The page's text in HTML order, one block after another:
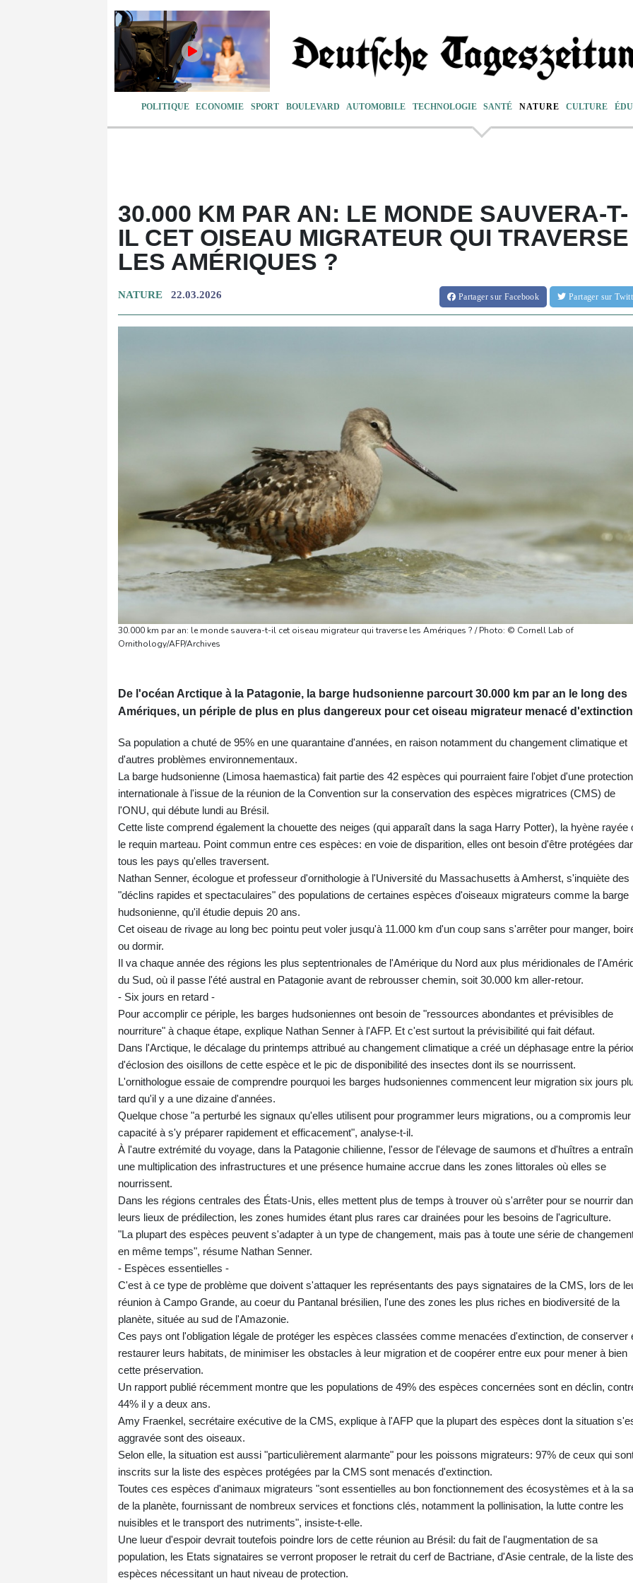
POLITIQUE ECONOMIE SPORT BOULEVARD AUTOMOBILE TECHNOLOGIE SANTÉ NATURE CULTURE
30.000 KM PAR AN: LE MONDE SAUVERA-T-
IL CET OISEAU MIGRATEUR QUI TRAVERSE
LES AMÉRIQUES ?
NATURE 22.03.2026 Partagersur Facebook Partager sur
30.000 km par an: le monde sauvera-t-il cet oiseau migrateur qui traverse les Amériques ? / Photo: © Cornell Lab of
Ornithology/AFP/Archives
De l'océan Arctique à la Patagonie, la barge hudsonienne parcourt 30.000 km par an le long des
Amériques, un périple de plus en plus dangereux pour cet oiseau migrateur menacé
Sa population a chuté de 95% en une quarantaine d'années, en raison notamment du changement climatique et
d'autres problèmes environnementaux.
La barge hudsonienne (Limosa haemastica) fait partie des 42 espèces qui pourraient faire l'objet d'une protection
internationale à l'issue de la réunion de la Convention sur la conservation des espèces migratrices (CMS) de
l'ONU, qui débute lundi au Brésil.
Cette liste comprend également la chouette des neiges (qui apparaît dans la saga Harry Potter), la hyène rayée
le requin marteau. Point commun entre ces espèces: en voie de disparition, elles ont besoin d'être protégées
tous les pays qu'elles traversent.
Nathan Senner, écologue et professeur d'ornithologie à l'Université du Massachusetts à Amherst, s'inquiète des
"déclins rapides et spectaculaires" des populations de certaines espèces d'oiseaux migrateurs comme la barge
hudsonienne, qu'il étudie depuis 20 ans.
Cet oiseau de rivage au long bec pointu peut voler jusqu'à 11.000 km d'un coup sans s'arrêter pour manger,
ou dormir.
Il va chaque année des régions les plus septentrionales de l'Amérique du Nord aux plus méridionales de
du Sud, où il passe l'été austral en Patagonie avant de rebrousser chemin, soit 30.000 km aller-retour.
- Six jours en retard -
Pour accomplir ce périple, les barges hudsoniennes ont besoin de "ressources abondantes et prévisibles de
nourriture" à chaque étape, explique Nathan Senner à l'AFP. Et c'est surtout la prévisibilité qui fait défaut.
Dans l'Arctique, le décalage du printemps attribué au changement climatique a créé un déphasage entre la
d'éclosion des oisillons de cette espèce et le pic de disponibilité des insectes dont ils se nourrissent.
L'ornithologue essaie de comprendre pourquoi les barges hudsoniennes commencent leur migration six jours
tard qu'il y a une dizaine d'années.
Quelque chose "a perturbé les signaux qu'elles utilisent pour programmer leurs migrations, ou a compromis leur
capacité à s'y préparer rapidement et efficacement", analyse-t-il.
À l'autre extrémité du voyage, dans la Patagonie chilienne, l'essor de l'élevage de saumons et d'huîtres a
une multiplication des infrastructures et une présence humaine accrue dans les zones littorales où elles se
nourrissent.
Dans les régions centrales des États-Unis, elles mettent plus de temps à trouver où s'arrêter pour se nourrir
leurs lieux de prédilection, les zones humides étant plus rares car drainées pour les besoins de l'agriculture.
"La plupart des espèces peuvent s'adapter à un type de changement, mais pas à toute une série de
en même temps", résume Nathan Senner.
- Espèces essentielles -
C'est à ce type de problème que doivent s'attaquer les représentants des pays signataires de la CMS, lors de
réunion à Campo Grande, au coeur du Pantanal brésilien, l'une des zones les plus riches en biodiversité de la
planète, située au sud de l'Amazonie.
Ces pays ont l'obligation légale de protéger les espèces classées comme menacées d'extinction, de conserver
restaurer leurs habitats, de minimiser les obstacles à leur migration et de coopérer entre eux pour mener à bien
cette préservation.
Un rapport publié récemment montre que les populations de 49% des espèces concernées sont en déclin,
44% il y a deux ans.
Amy Fraenkel, secrétaire exécutive de la CMS, explique à l'AFP que la plupart des espèces dont la situation
aggravée sont des oiseaux.
Selon elle, la situation est aussi "particulièrement alarmante" pour les poissons migrateurs: 97% de ceux qui
inscrits sur la liste des espèces protégées par la CMS sont menacés d'extinction.
Toutes ces espèces d'animaux migrateurs "sont essentielles au bon fonctionnement des écosystèmes et à la
de la planète, fournissant de nombreux services et fonctions clés, notamment la pollinisation, la lutte contre les
nuisibles et le transport des nutriments", insiste-t-elle.
Une lueur d'espoir devrait toutefois poindre lors de cette réunion au Brésil: du fait de l'augmentation de sa
population, les Etats signataires se verront proposer le retrait du cerf de Bactriane, d'Asie centrale, de la liste des
espèces nécessitant un haut niveau de protection.